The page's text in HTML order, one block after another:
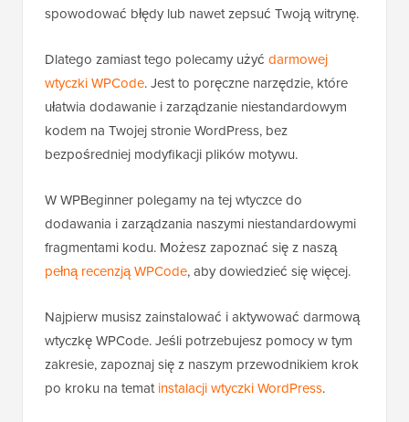
spowodować błędy lub nawet zepsuć Twoją witrynę.
Dlatego zamiast tego polecamy użyć darmowej
wtyczki WPCode. Jest to poręczne narzędzie, które
ułatwia dodawanie i zarządzanie niestandardowym
kodem na Twojej stronie WordPress, bez
bezpośredniej modyfikacji plików motywu.
W WPBeginner polegamy na tej wtyczce do
dodawania i zarządzania naszymi niestandardowymi
fragmentami kodu. Możesz zapoznać się z naszą
pełną recenzją WPCode, aby dowiedzieć się więcej.
Najpierw musisz zainstalować i aktywować darmową
wtyczkę WPCode. Jeśli potrzebujesz pomocy w tym
zakresie, zapoznaj się z naszym przewodnikiem krok
po kroku na tematinstalacji wtyczki WordPress.